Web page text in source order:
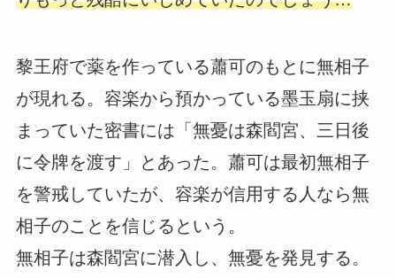
黎王府で薬を作っている蕭可のもとに無相子
が現れる。容楽から預かっている墨玉扇に挟
まっていた密書には「無憂は森閻宮、三日後
に令牌を渡す」とあった。蕭可は最初無相子
を警戒していたが、容楽が信用する人なら無
相子のことを信じるという。
無相子は森閻宮に潜入し、無憂を発見する。